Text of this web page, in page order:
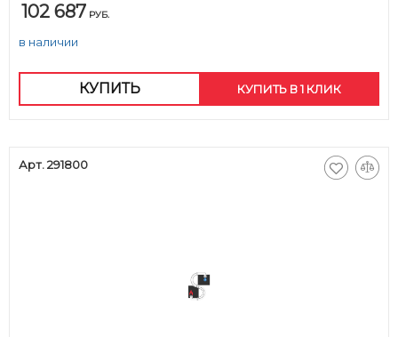
102 687 РУБ.
в наличии
КУПИТЬ КУПИТЬ В 1 КЛИК
Арт. 291800